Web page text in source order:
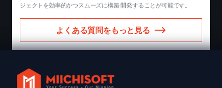
ジェクトを効率的かつスムーズに構築·開発することが可能です。
よくある質問をもっと見る